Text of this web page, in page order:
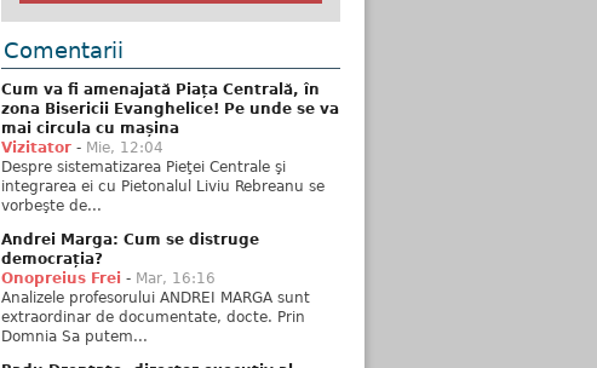
Comentarii
Cum va fi amenajată Piața Centrală, în
zona Bisericii Evanghelice! Pe unde se va
mai circula cu mașina
Vizitator - Mie, 12:04
Despre sistematizarea Pieţei Centrale şi
integrarea ei cu Pietonalul Liviu Rebreanu se
vorbeşte de...
Andrei Marga: Cum se distruge
democrația?
Onopreius Frei - Mar, 16:16
Analizele profesorului ANDREI MARGA sunt
extraordinar de documentate, docte. Prin
Domnia Sa putem...